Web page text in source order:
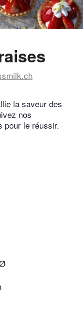
la saveur des
nos
pour le réussir.